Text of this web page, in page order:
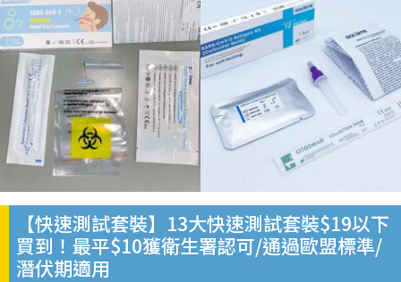
【快速測試套裝】13大快速測試套裝$19以下
買到！最平$10獲衛生署認可/通過歐盟標準/
潛伏期適用